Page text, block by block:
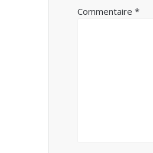
Commentaire*